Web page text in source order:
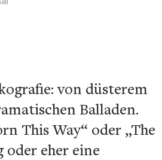
von düsterem
Balladen.
This Way“ oder „The
eher eine